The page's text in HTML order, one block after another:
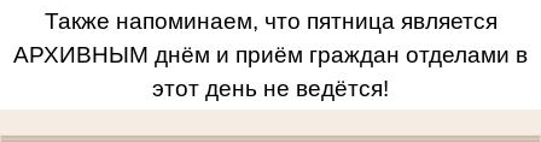
Также напоминаем, что пятница является
АРХИВНЫМ днём и приём граждан отделами в
этот день не ведётся!